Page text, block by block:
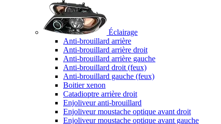
Éclairage
Anti-brouillard arrière
Anti-brouillard arrière droit
Anti-brouillard arrière gauche
Anti-brouillard droit (feux)
Anti-brouillard gauche (feux)
Boitier xenon
Catadioptre arrière droit
Enjoliveur anti-brouillard
Enjoliveur moustache optique avant droit
Enjoliveur moustache optique avant gauche